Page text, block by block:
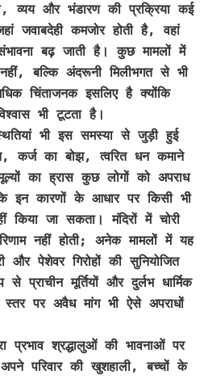
व्यय और भंडारण की प्रक्रिया कई
जवाबदेही कमजोर होती है, वहां
बढ़ जाती है। कुछ मामलों में
नहीं, बल्कि अंदरूनी मिलीभगत से भी
चिंताजनक इसलिए है क्योंकि
भी टूटता है।
भी इस समस्या से जुड़ी हुई
कर्ज का बोझ, त्वरित धन कमाने
का ह्रास कुछ लोगों को अपराध
इन कारणों के आधार पर किसी भी
किया जा सकता। मंदिरों में चोरी
नहीं होती; अनेक मामलों में यह
और पेशेवर गिरोहों की सुनियोजित
प्राचीन मूर्तियों और दुर्लभ धार्मिक
स्तर पर अवैध मांग भी ऐसे अपराधों
प्रभाव श्रद्धालुओं की भावनाओं पर
परिवार की खुशहाली, बच्चों के